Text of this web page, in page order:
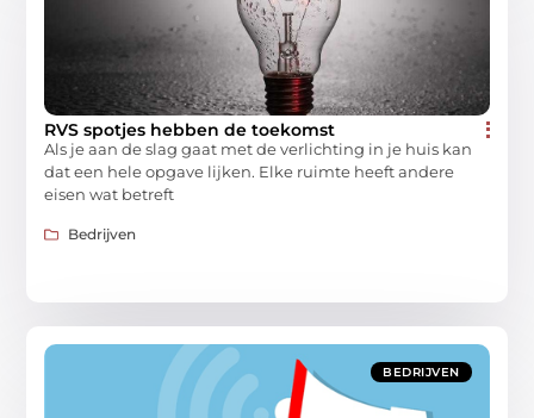
RVS spotjes hebben de toekomst
Als je aan de slag gaat met de verlichting in je huis kan
dat een hele opgave lijken. Elke ruimte heeft andere
eisen wat betreft
Bedrijven
BEDRIJVEN